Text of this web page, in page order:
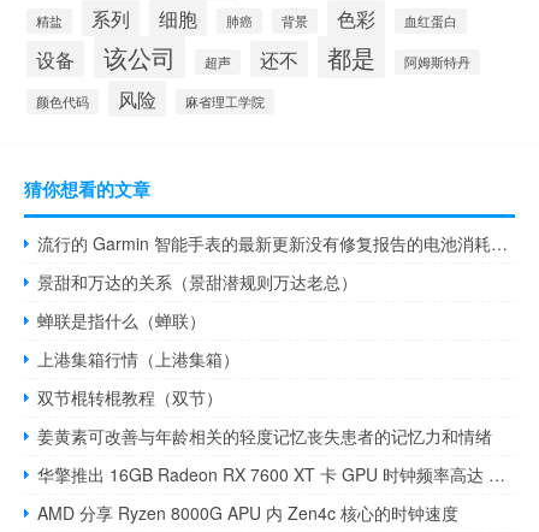
精盐 系列 细胞 肺癌 背景 色彩 血红蛋白
设备 该公司 超声 还不 都是 阿姆斯特丹
颜色代码 风险 麻省理工学院
猜你想看的文章
流行的 Garmin 智能手表的最新更新没有修复报告的电池消耗问题
景甜和万达的关系（景甜潜规则万达老总）
蝉联是指什么（蝉联）
上港集箱行情（上港集箱）
双节棍转棍教程（双节）
姜黄素可改善与年龄相关的轻度记忆丧失患者的记忆力和情绪
华擎推出 16GB Radeon RX 7600 XT 卡 GPU 时钟频率高达 2810 MHz
AMD 分享 Ryzen 8000G APU 内 Zen4c 核心的时钟速度